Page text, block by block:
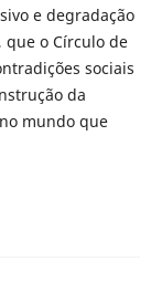
e degradação
o Círculo de
sociais
da
mundo que